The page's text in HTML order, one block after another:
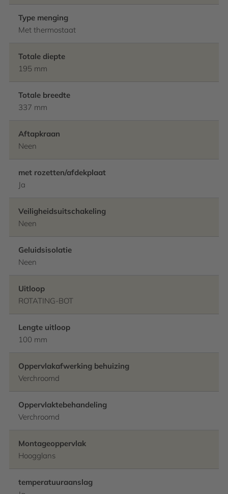
Type menging
Met thermostaat
Totale diepte
195 mm
Totale breedte
337 mm
Aftapkraan
Neen
met rozetten/afdekplaat
Ja
Veiligheidsuitschakeling
Neen
Geluidsisolatie
Neen
Uitloop
ROTATING-BOT
Lengte uitloop
100 mm
Oppervlakafwerking behuizing
Verchroomd
Oppervlaktebehandeling
Verchroomd
Montageoppervlak
Hoogglans
temperatuuraanslag